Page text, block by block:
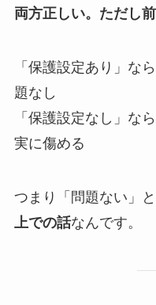
両方正しい。ただし
「保護設定あり」な
題なし
「保護設定なし」な
実に傷める
つまり「問題ない」と
上での話なんです。